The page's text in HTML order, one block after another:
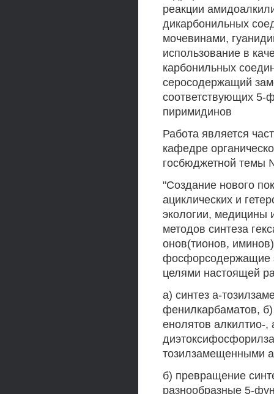
реакции
дикарбонильных
мочевинами,
использование в
карбонильных
серосодержащий
соответствующих 5-
пиримидинов
Работа является
кафедре
госбюджетной темы
"Создание нового
ациклических и
экологии, медицины
методов синтеза
онов(тионов,
фосфорсодержащие
целями настоящей
а) синтез а-
фенилкарбаматов,
енолятов алкилтио-
тозилзамещенными
б) превращение
разнообразные 5-